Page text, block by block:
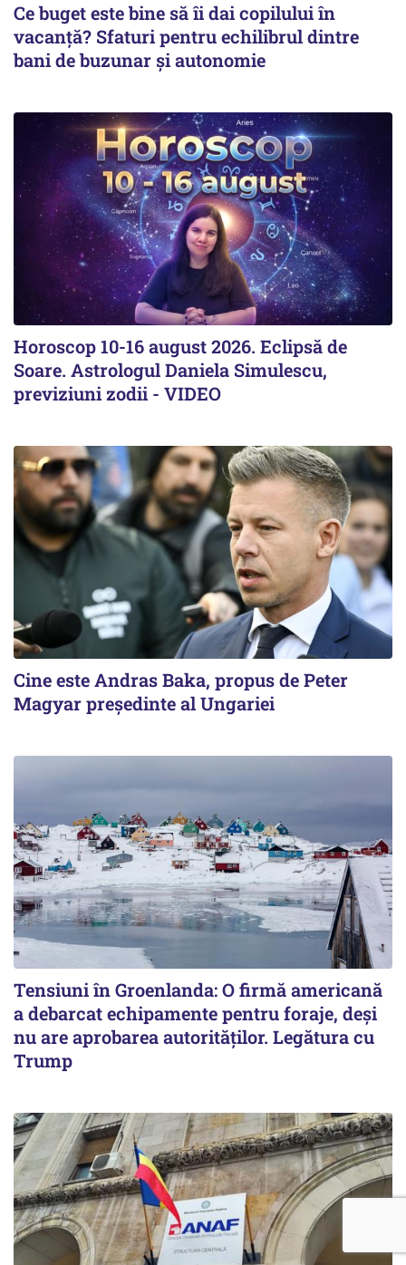
Ce buget este bine să îi dai copilului în
vacanță? Sfaturi pentru echilibrul dintre
bani de buzunar și autonomie
Horoscop 10-16 august 2026. Eclipsă de
Soare. Astrologul Daniela Simulescu,
previziuni zodii - VIDEO
Cine este Andras Baka, propus de Peter
Magyar președinte al Ungariei
Tensiuni în Groenlanda: O firmă americană
a debarcat echipamente pentru foraje, deși
nu are aprobarea autorităților. Legătura cu
Trump